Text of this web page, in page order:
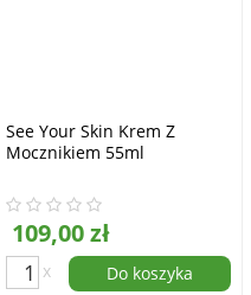
See Your Skin Krem Z
Mocznikiem 55ml
109,00 zł
x Do koszyka